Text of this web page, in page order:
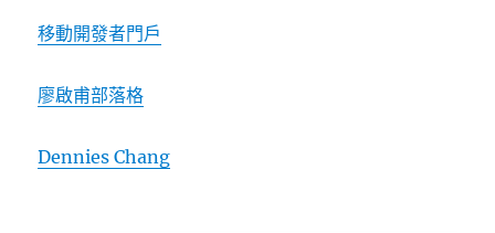
移動開發者門戶
廖啟甫部落格
Dennies Chang